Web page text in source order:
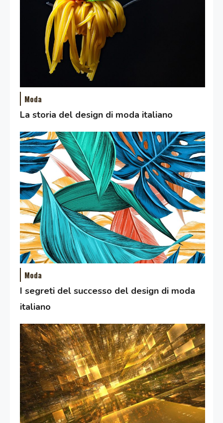
Moda
La storia del design di moda italiano
Moda
I segreti del successo del design di moda
italiano